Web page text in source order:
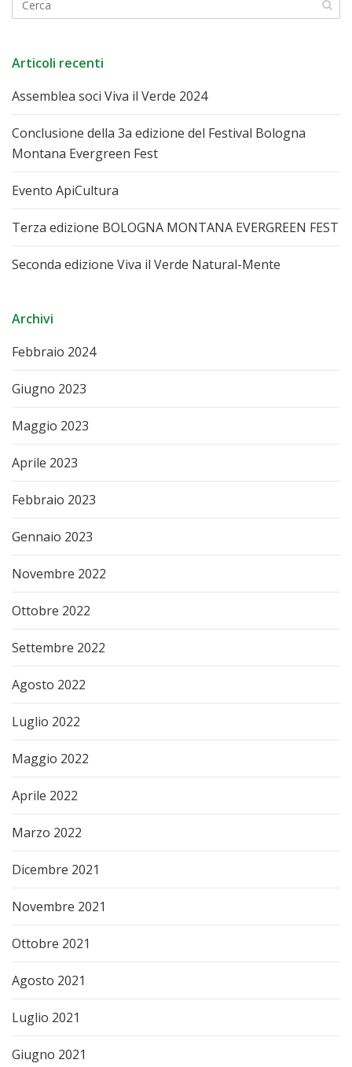
Articoli recenti
Assemblea soci Viva il Verde 2024
Conclusione della 3a edizione del Festival Bologna
Montana Evergreen Fest
Evento ApiCultura
Terza edizione BOLOGNA MONTANA EVERGREEN FEST
Seconda edizione Viva il Verde Natural-Mente
Archivi
Febbraio 2024
Giugno 2023
Maggio 2023
Aprile 2023
Febbraio 2023
Gennaio 2023
Novembre 2022
Ottobre 2022
Settembre 2022
Agosto 2022
Luglio 2022
Maggio 2022
Aprile 2022
Marzo 2022
Dicembre 2021
Novembre 2021
Ottobre 2021
Agosto 2021
Luglio 2021
Giugno 2021